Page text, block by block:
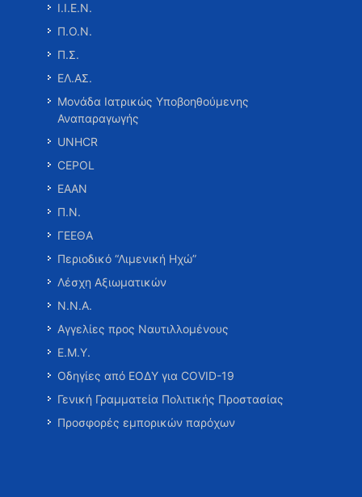
Ι.Ι.Ε.Ν.
Π.Ο.Ν.
Π.Σ.
ΕΛ.ΑΣ.
Μονάδα Ιατρικώς Υποβοηθούμενης
Αναπαραγωγής
UNHCR
CEPOL
ΕΑΑΝ
Π.Ν.
ΓΕΕΘΑ
Περιοδικό “Λιμενική Ηχώ”
Λέσχη Αξιωματικών
Ν.Ν.Α.
Αγγελίες προς Ναυτιλλομένους
Ε.Μ.Υ.
Οδηγίες από ΕΟΔΥ για COVID-19
Γενική Γραμματεία Πολιτικής Προστασίας
Προσφορές εμπορικών παρόχων